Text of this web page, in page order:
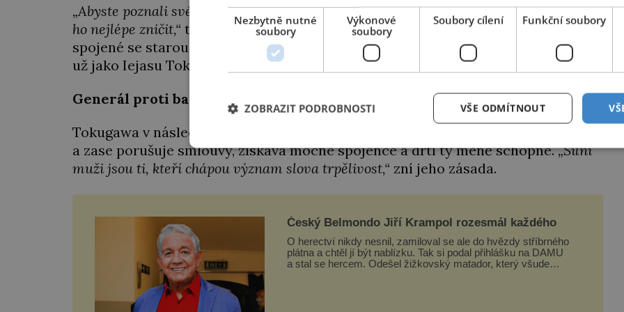
„Abyste poznali svého nepřítele, musíte se nejprve stát jeho přítelem. Pak zjistíte, jak
ho nejlépe zničit,“ tvrdí. Aby podpořil svůj aristokratický původ, vybírá si jméno
spojené se starou váženou větví svého rodu. Do japonské historie se tak zapíše
už jako Iejasu Tokugawa.
Generál proti barbarům
Tokugawa v následujících letech obratně lavíruje mezi soupeřícími klany, uzavírá
a zase porušuje smlouvy, získává mocné spojence a drtí ty méně schopné.„Silní
muži jsou ti, kteří chápou význam slova trpělivost,“ zní jeho zásada.
Český Belmondo Jiří Krampol rozesmál každého
O herectví nikdy nesnil, zamiloval se ale do hvězdy stříbrného
plátna a chtěl jí být nablízku. Tak si podal přihlášku na DAMU
a stal se hercem. Odešel žižkovský matador, který všude
Nezbytně nutné
soubory
Výkonové
soubory
Soubory cílení Funkční soubory
VŠE ODMÍTNOUT
ZOBRAZIT PODROBNOSTI